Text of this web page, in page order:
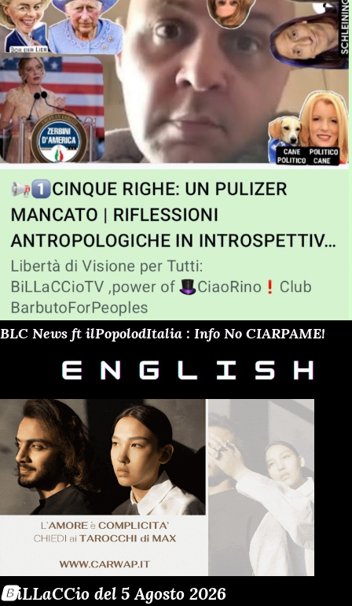
BLC News ft ilPopolodItalia : Info No CIARPAME!
🅱️iLLaCCio del 5 Agosto 2026